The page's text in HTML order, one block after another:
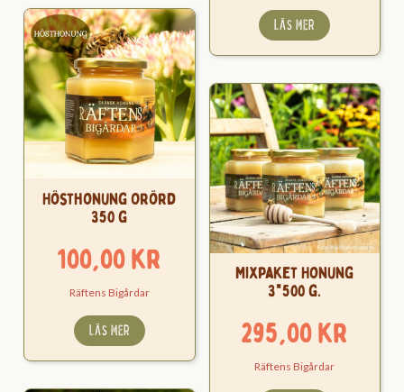
LÄS MER
Hösthonung Orörd
350 g
100,00kr
Räftens Bigårdar
LÄS MER
Mixpaket Honung
3*500 g.
295,00kr
Räftens Bigårdar